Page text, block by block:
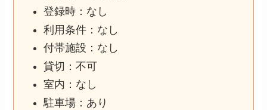
登録時：なし
利用条件：なし
付帯施設：なし
貸切：不可
室内：なし
駐車場：あり